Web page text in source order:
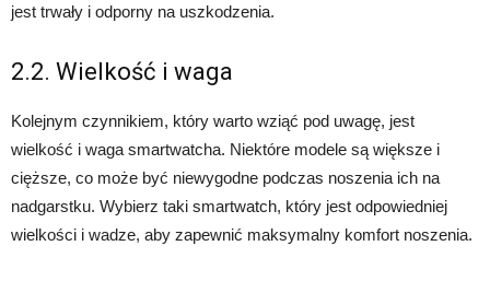
jest trwały i odporny na uszkodzenia.
2.2. Wielkość i waga
Kolejnym czynnikiem, który warto wziąć pod uwagę, jest
wielkość i waga smartwatcha. Niektóre modele są większe i
cięższe, co może być niewygodne podczas noszenia ich na
nadgarstku. Wybierz taki smartwatch, który jest odpowiedniej
wielkości i wadze, aby zapewnić maksymalny komfort noszenia.